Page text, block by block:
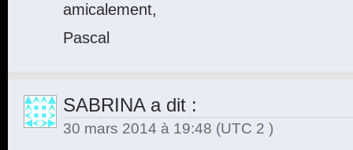
amicalement,
Pascal
SABRINAa dit :
30 mars 2014 à 19:48 (UTC 2 )